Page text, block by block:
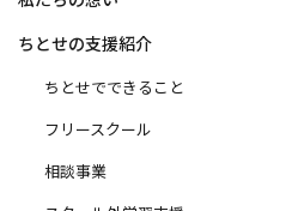
ちとせの支援紹介
ちとせでできること
フリースクール
相談事業